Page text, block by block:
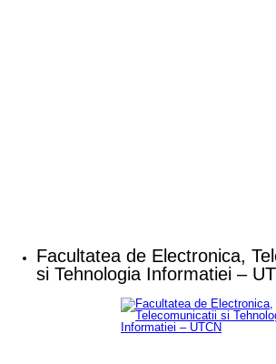
Facultatea de Electronica,
si Tehnologia Informatiei –